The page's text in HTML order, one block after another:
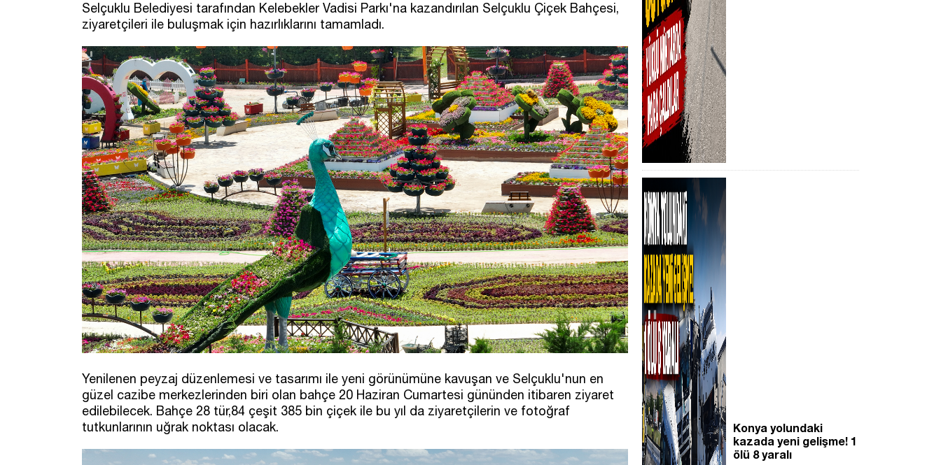
Selçuklu Belediyesi tarafından Kelebekler Vadisi Parkı'na kazandırılan Selçuklu Çiçek Bahçesi,
ziyaretçileri ile buluşmak için hazırlıklarını tamamladı.
Yenilenen peyzaj düzenlemesi ve tasarımı ile yeni görünümüne kavuşan ve Selçuklu'nun en
güzel cazibe merkezlerinden biri olan bahçe 20 Haziran Cumartesi gününden itibaren ziyaret
edilebilecek. Bahçe 28 tür,84 çeşit 385 bin çiçek ile bu yıl da ziyaretçilerin ve fotoğraf
tutkunlarının uğrak noktası olacak.
Konya yolundaki
kazada yeni gelişme! 1
ölü 8 yaralı